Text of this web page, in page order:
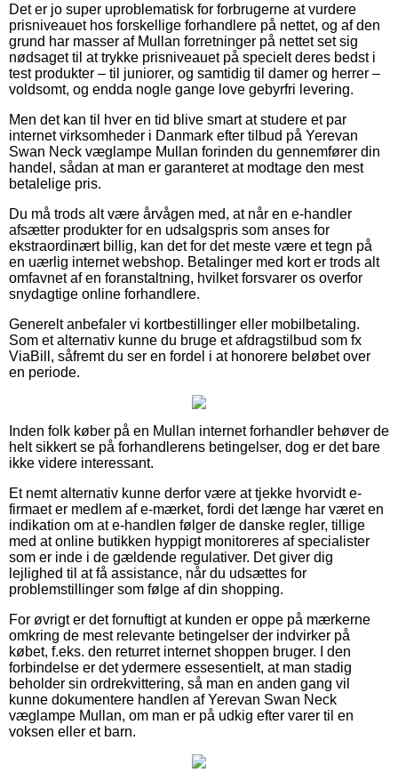
Det er jo super uproblematisk for forbrugerne at vurdere
prisniveauet hos forskellige forhandlere på nettet, og af den
grund har masser af Mullan forretninger på nettet set sig
nødsaget til at trykke prisniveauet på specielt deres bedst i
test produkter – til juniorer, og samtidig til damer og herrer –
voldsomt, og endda nogle gange love gebyrfri levering.
Men det kan til hver en tid blive smart at studere et par
internet virksomheder i Danmark efter tilbud på Yerevan
Swan Neck væglampe Mullan forinden du gennemfører din
handel, sådan at man er garanteret at modtage den mest
betalelige pris.
Du må trods alt være årvågen med, at når en e-handler
afsætter produkter for en udsalgspris som anses for
ekstraordinært billig, kan det for det meste være et tegn på
en uærlig internet webshop. Betalinger med kort er trods alt
omfavnet af en foranstaltning, hvilket forsvarer os overfor
snydagtige online forhandlere.
Generelt anbefaler vi kortbestillinger eller mobilbetaling.
Som et alternativ kunne du bruge et afdragstilbud som fx
ViaBill, såfremt du ser en fordel i at honorere beløbet over
en periode.
Inden folk køber på en Mullan internet forhandler behøver de
helt sikkert se på forhandlerens betingelser, dog er det bare
ikke videre interessant.
Et nemt alternativ kunne derfor være at tjekke hvorvidt e-
firmaet er medlem af e-mærket, fordi det længe har været en
indikation om at e-handlen følger de danske regler, tillige
med at online butikken hyppigt monitoreres af specialister
som er inde i de gældende regulativer. Det giver dig
lejlighed til at få assistance, når du udsættes for
problemstillinger som følge af din shopping.
For øvrigt er det fornuftigt at kunden er oppe på mærkerne
omkring de mest relevante betingelser der indvirker på
købet, f.eks. den returret internet shoppen bruger. I den
forbindelse er det ydermere essesentielt, at man stadig
beholder sin ordrekvittering, så man en anden gang vil
kunne dokumentere handlen af Yerevan Swan Neck
væglampe Mullan, om man er på udkig efter varer til en
voksen eller et barn.